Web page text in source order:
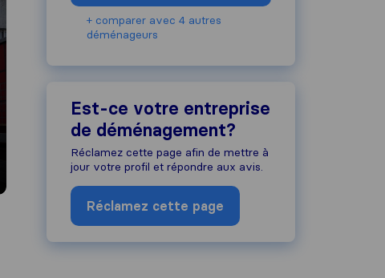
+ comparer avec 4 autres
déménageurs
Est-ce votre entreprise
de déménagement?
Réclamez cette page afin de mettre à
jour votre profil et répondre aux avis.
Réclamez cette page